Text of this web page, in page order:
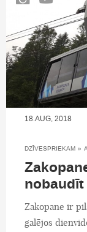
18.AUG, 2018
DZĪVESPRIEKAM »
nobaudīt
Zakopane ir
galējos